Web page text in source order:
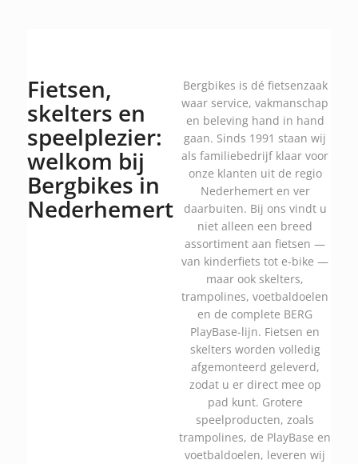
Fietsen,
skelters en
speelplezier:
welkom bij
Bergbikes in
Nederhemert
Bergbikes is dé fietsenzaak
waar service, vakmanschap
en beleving hand in hand
gaan. Sinds 1991 staan wij
als familiebedrijf klaar voor
onze klanten uit de regio
Nederhemert en ver
daarbuiten. Bij ons vindt u
niet alleen een breed
assortiment aan fietsen —
van kinderfiets tot e-bike —
maar ook skelters,
trampolines, voetbaldoelen
en de complete BERG
PlayBase-lijn. Fietsen en
skelters worden volledig
afgemonteerd geleverd,
zodat u er direct mee op
pad kunt. Grotere
speelproducten, zoals
trampolines, de PlayBase en
voetbaldoelen, leveren wij